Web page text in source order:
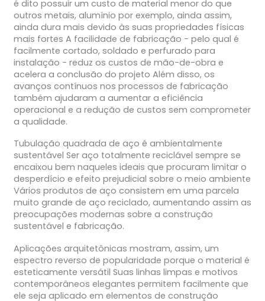
é dito possuir um custo de material menor do que
outros metais, alumínio por exemplo, ainda assim,
ainda dura mais devido às suas propriedades físicas
mais fortes A facilidade de fabricação - pelo qual é
facilmente cortado, soldado e perfurado para
instalação - reduz os custos de mão-de-obra e
acelera a conclusão do projeto Além disso, os
avanços contínuos nos processos de fabricação
também ajudaram a aumentar a eficiência
operacional e a redução de custos sem comprometer
a qualidade.
Tubulação quadrada de aço é ambientalmente
sustentável Ser aço totalmente reciclável sempre se
encaixou bem naqueles ideais que procuram limitar o
desperdício e efeito prejudicial sobre o meio ambiente
Vários produtos de aço consistem em uma parcela
muito grande de aço reciclado, aumentando assim as
preocupações modernas sobre a construção
sustentável e fabricação.
Aplicações arquitetônicas mostram, assim, um
espectro reverso de popularidade porque o material é
esteticamente versátil Suas linhas limpas e motivos
contemporâneos elegantes permitem facilmente que
ele seja aplicado em elementos de construção